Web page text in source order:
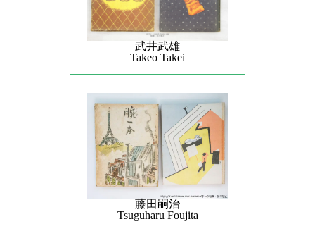
武井武雄
Takeo Takei
藤田嗣治
Tsuguharu Foujita